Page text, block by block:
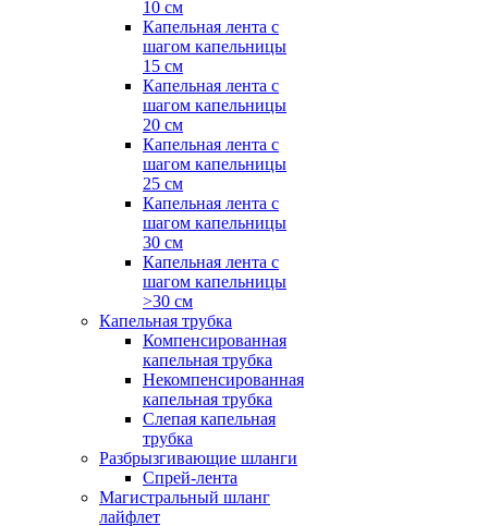
10 см
Капельная лента с
шагом капельницы
15 см
Капельная лента с
шагом капельницы
20 см
Капельная лента с
шагом капельницы
25 см
Капельная лента с
шагом капельницы
30 см
Капельная лента с
шагом капельницы
>30 см
Капельная трубка
Компенсированная
капельная трубка
Некомпенсированная
капельная трубка
Слепая капельная
трубка
Разбрызгивающие шланги
Спрей-лента
Магистральный шланг
лайфлет